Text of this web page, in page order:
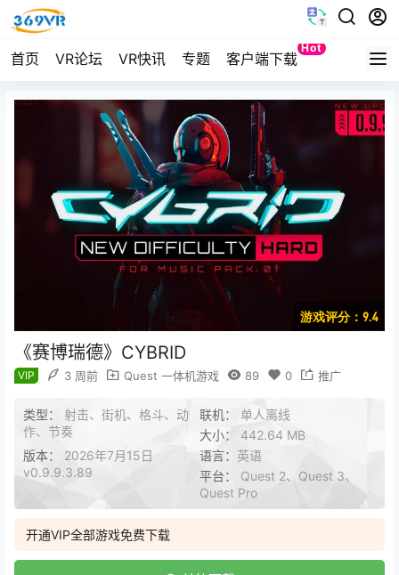
首页 VR论坛 VR快讯 专题 客户端下载
Hot
Quest
游戏评分：9.4
《赛博瑞德》CYBRID
VIP 3 周前 Quest 一体机游戏 89 0 推广
类型： 射击、街机、格斗、动
作、节奏
联机： 单人离线
大小： 442.64 MB
版本： 2026年7月15日
v0.9.9.3.89
语言： 英语
平台： Quest 2、Quest 3、
Quest Pro
开通VIP全部游戏免费下载